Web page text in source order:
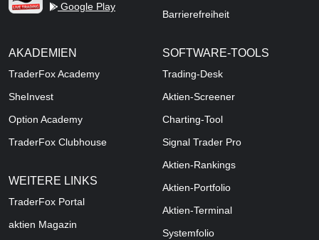
Google Play
Barrierefreiheit
AKADEMIEN
TraderFox Academy
SheInvest
Option Academy
TraderFox Clubhouse
WEITERE LINKS
TraderFox Portal
aktien Magazin
SOFTWARE-TOOLS
Trading-Desk
Aktien-Screener
Charting-Tool
Signal Trader Pro
Aktien-Rankings
Aktien-Portfolio
Aktien-Terminal
Systemfolio